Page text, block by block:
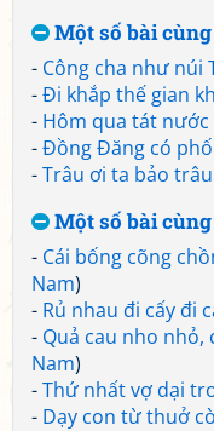
Một số bài
- Công cha như núi
-Đi khắp thế gian
- Hôm qua tát
-Đồng Đăng có phố
-Trâu ơi ta bảo
Một số bài
- Cái bống cõng
Nam)
- Rủ nhau đi cấy đi
- Quả cau nho nhỏ,
Nam)
-Thứ nhất vợ dại
- Dạy con từ thuở